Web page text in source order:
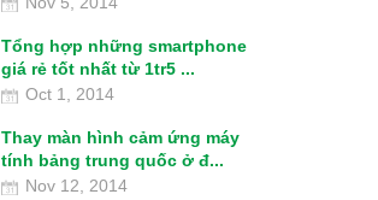
Tổng hợp những smartphone
giá rẻ tốt nhất từ 1tr5 ...
Oct 1, 2014
Thay màn hình cảm ứng máy
tính bảng trung quốc ở đ...
Nov 12, 2014